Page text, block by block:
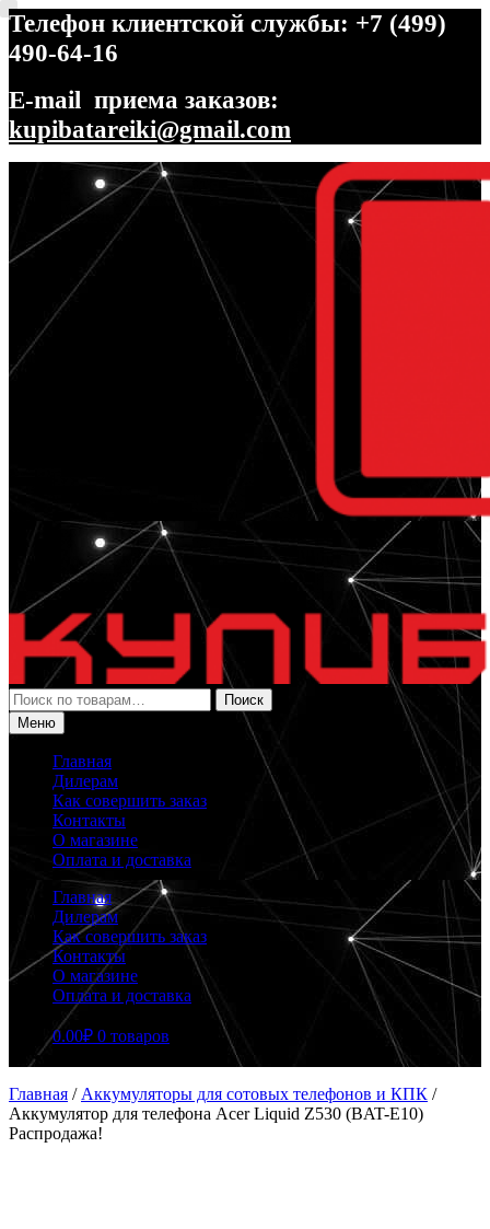
Телефон клиентской службы: +7 (499)
490-64-16
E-mail приема заказов:
kupibatareiki@gmail.com
Перейти
навигации
Перейти
содержимому
Искать:
Поиск
Меню
Главная
Дилерам
Как совершить заказ
Контакты
О магазине
Оплата и доставка
Главная
Дилерам
Как совершить заказ
Контакты
О магазине
Оплата и доставка
0.00₽ 0 товаров
Главная / Аккумуляторы для сотовых телефонов и КПК /
Аккумулятор для телефона Acer Liquid Z530 (BAT-E10)
Распродажа!